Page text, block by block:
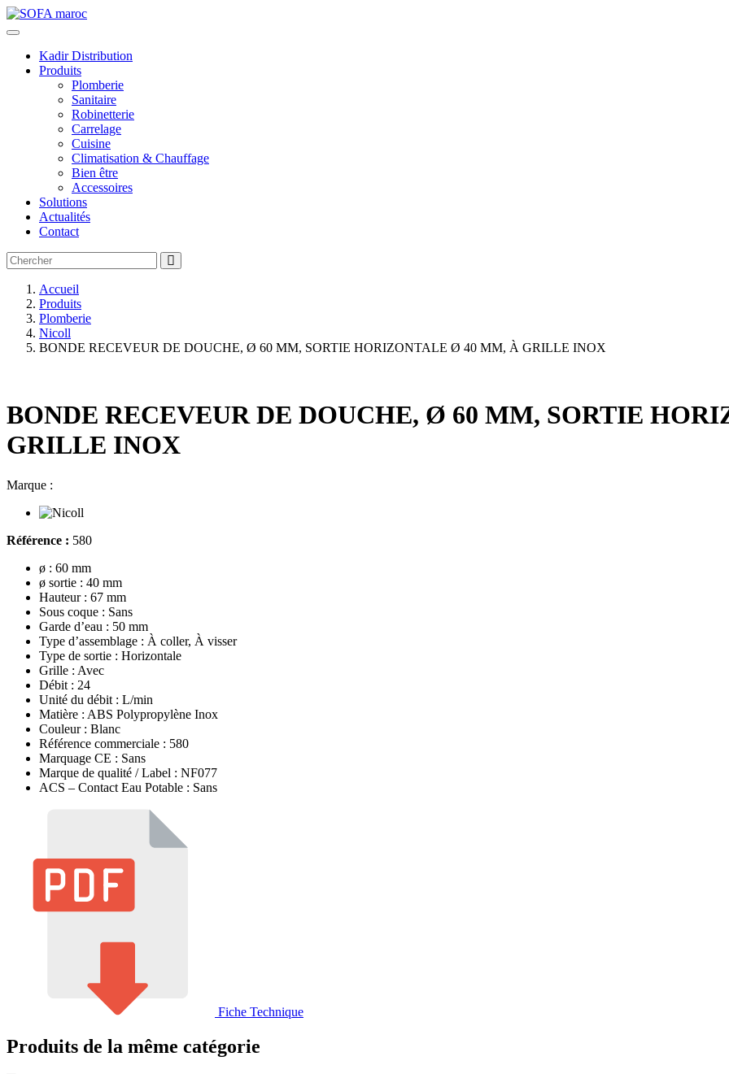
Kadir Distribution
Produits
Plomberie
Sanitaire
Robinetterie
Carrelage
Cuisine
Climatisation & Chauffage
Bien être
Accessoires
Solutions
Actualités
Contact
Accueil
Produits
Plomberie
Nicoll
BONDE RECEVEUR DE DOUCHE, Ø 60 MM, SORTIE HORIZONTALE Ø 40 MM, À GRILLE INOX
BONDE RECEVEUR DE DOUCHE, Ø 60 MM, SORTIE
GRILLE INOX
Marque :
Référence : 580
ø : 60 mm
ø sortie : 40 mm
Hauteur : 67 mm
Sous coque : Sans
Garde d’eau : 50 mm
Type d’assemblage : À coller, À visser
Type de sortie : Horizontale
Grille : Avec
Débit : 24
Unité du débit : L/min
Matière : ABS Polypropylène Inox
Couleur : Blanc
Référence commerciale : 580
Marquage CE : Sans
Marque de qualité / Label : NF077
ACS – Contact Eau Potable : Sans
Fiche Technique
Produits de la même catégorie